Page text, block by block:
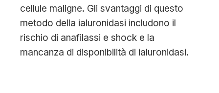
cellule maligne. Gli svantaggi di questo
metodo della ialuronidasi includono il
rischio di anafilassi e shock e la
mancanza di disponibilità di ialuronidasi.